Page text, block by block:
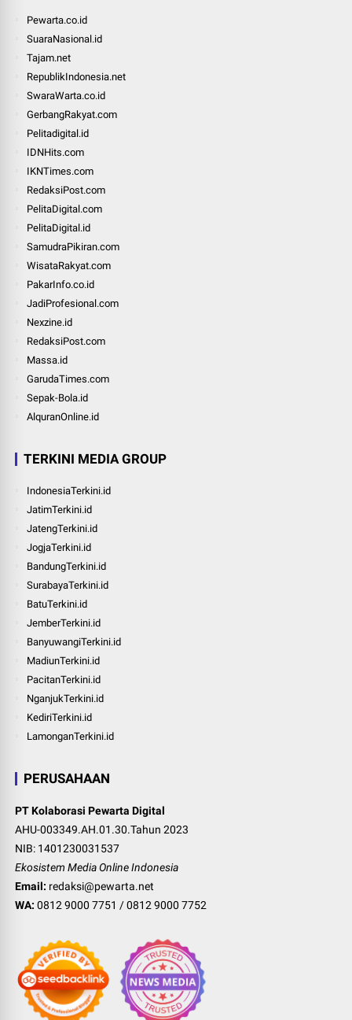
Pewarta.co.id
SuaraNasional.id
Tajam.net
RepublikIndonesia.net
SwaraWarta.co.id
GerbangRakyat.com
Pelitadigital.id
IDNHits.com
IKNTimes.com
RedaksiPost.com
PelitaDigital.com
PelitaDigital.id
SamudraPikiran.com
WisataRakyat.com
PakarInfo.co.id
JadiProfesional.com
Nexzine.id
RedaksiPost.com
Massa.id
GarudaTimes.com
Sepak-Bola.id
AlquranOnline.id
TERKINI MEDIA GROUP
IndonesiaTerkini.id
JatimTerkini.id
JatengTerkini.id
JogjaTerkini.id
BandungTerkini.id
SurabayaTerkini.id
BatuTerkini.id
JemberTerkini.id
BanyuwangiTerkini.id
MadiunTerkini.id
PacitanTerkini.id
NganjukTerkini.id
KediriTerkini.id
LamonganTerkini.id
PERUSAHAAN
PT Kolaborasi Pewarta Digital
AHU-003349.AH.01.30.Tahun 2023
NIB: 1401230031537
Ekosistem Media Online Indonesia
Email: redaksi@pewarta.net
WA: 0812 9000 7751 /0812 9000 7752